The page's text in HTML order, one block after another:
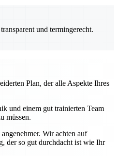
und termingerecht.
Plan, der alle Aspekte Ihres
und einem gut trainierten Team
müssen.
Wir achten auf
der so gut durchdacht ist wie Ihr